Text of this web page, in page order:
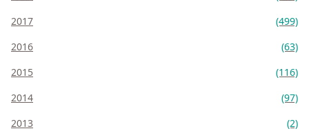
2017
(499)
2016
(63)
2015
(116)
2014
(97)
2013
(2)